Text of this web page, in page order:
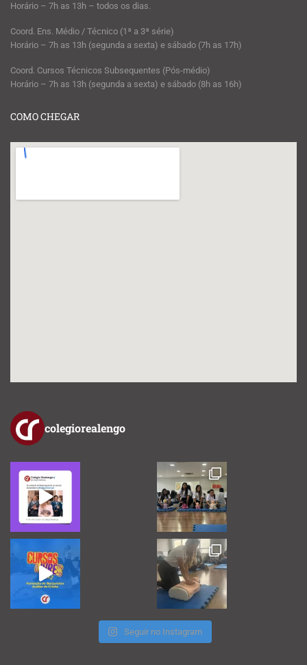
Horário – 7h as 13h – todos os dias.
Coord. Ens. Médio / Técnico (1ª a 3ª série)
Horário – 7h as 13h (segunda a sexta) e sábado (7h as 17h)
Coord. Cursos Técnicos Subsequentes (Pós-médio)
Horário – 7h as 13h (segunda a sexta) e sábado (8h as 16h)
COMO CHEGAR
colegiorealengo
Seguir no Instagram